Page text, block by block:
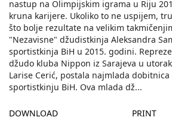
nastup na Olimpijskim igrama u Riju
kruna karijere. Ukoliko to ne uspijem,
što bolje rezultate na velikim
"Nezavisne" džudistkinja Aleksandra
sportistkinja BiH u 2015. godini.
džudo kluba Nippon iz Sarajeva u
Larise Cerić, postala najmlada
sportistkinju BiH. Ova mlada dž...
DOWNLOAD PRINT